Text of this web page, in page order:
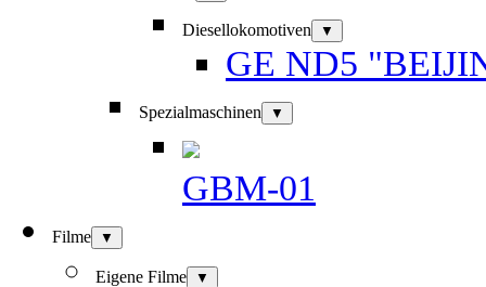
Diesellokomotiven ▼
GE ND5
Spezialmaschinen ▼
GBM-01
Filme ▼
Eigene Filme ▼